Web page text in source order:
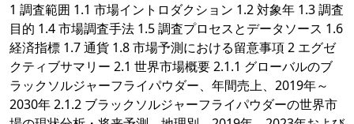
1 調査範囲 1.1 市場イントロダクション 1.2 対象年 1.3 調査
目的 1.4 市場調査手法 1.5 調査プロセスとデータソース 1.6
経済指標 1.7 通貨 1.8 市場予測における留意事項 2 エグゼ
クティブサマリー 2.1 世界市場概要 2.1.1 グローバルのブ
ラックソルジャーフライパウダー、年間売上、2019年～
2030年 2.1.2 ブラックソルジャーフライパウダーの世界市